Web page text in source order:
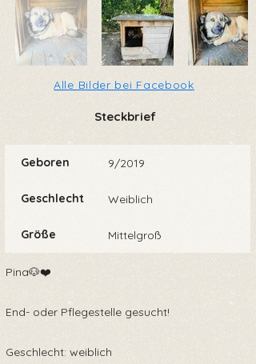
Alle Bilder bei Facebook
Steckbrief
Geboren 9/2019
Geschlecht Weiblich
Größe Mittelgroß
Pina🐶❤️
End- oder Pflegestelle gesucht!
Geschlecht: weiblich